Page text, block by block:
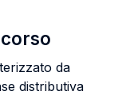
da
distributiva